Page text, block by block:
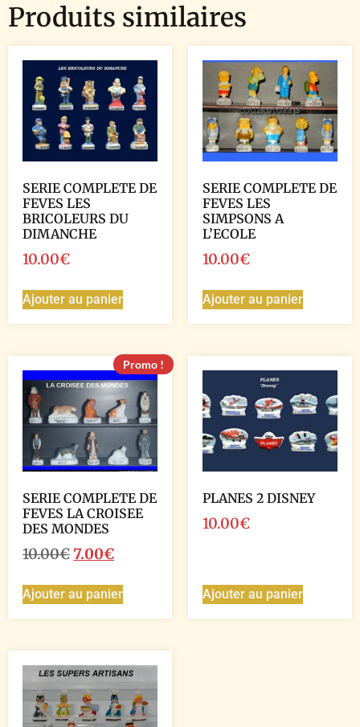
Produits similaires
SERIE COMPLETE DE
FEVES LES
BRICOLEURS DU
DIMANCHE
10.00€
Ajouter au panier
SERIE COMPLETE DE
FEVES LES
SIMPSONS A
L’ECOLE
10.00€
Ajouter au panier
Promo !
SERIE COMPLETE DE
FEVES LA CROISEE
DES MONDES
10.00€7.00€
Ajouter au panier
PLANES 2 DISNEY
10.00€
Ajouter au panier